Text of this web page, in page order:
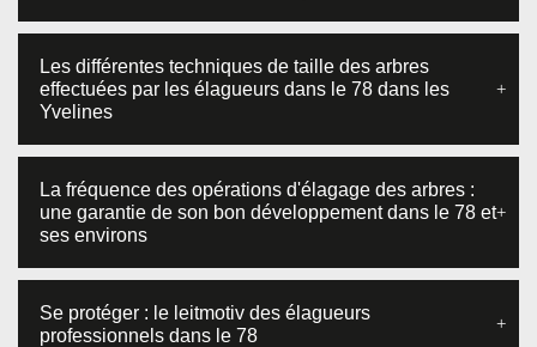
Les différentes techniques de taille des arbres
effectuées par les élagueurs dans le 78 dans les
Yvelines
La fréquence des opérations d'élagage des arbres :
une garantie de son bon développement dans le 78 et
ses environs
Se protéger : le leitmotiv des élagueurs
professionnels dans le 78